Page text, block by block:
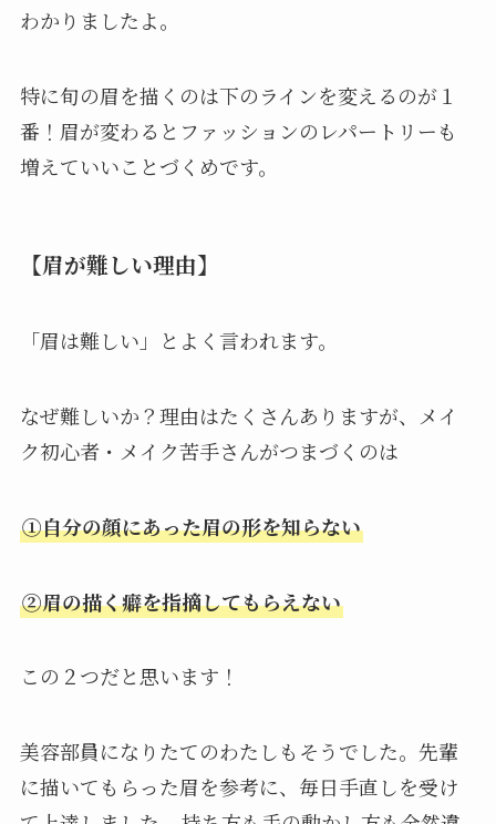
わかりましたよ。
特に旬の眉を描くのは下のラインを変えるのが１
番！眉が変わるとファッションのレパートリーも
増えていいことづくめです。
【眉が難しい理由】
「眉は難しい」とよく言われます。
なぜ難しいか？理由はたくさんありますが、メイ
ク初心者・メイク苦手さんがつまづくのは
①自分の顔にあった眉の形を知らない
②眉の描く癖を指摘してもらえない
この２つだと思います！
美容部員になりたてのわたしもそうでした。先輩
に描いてもらった眉を参考に、毎日手直しを受け